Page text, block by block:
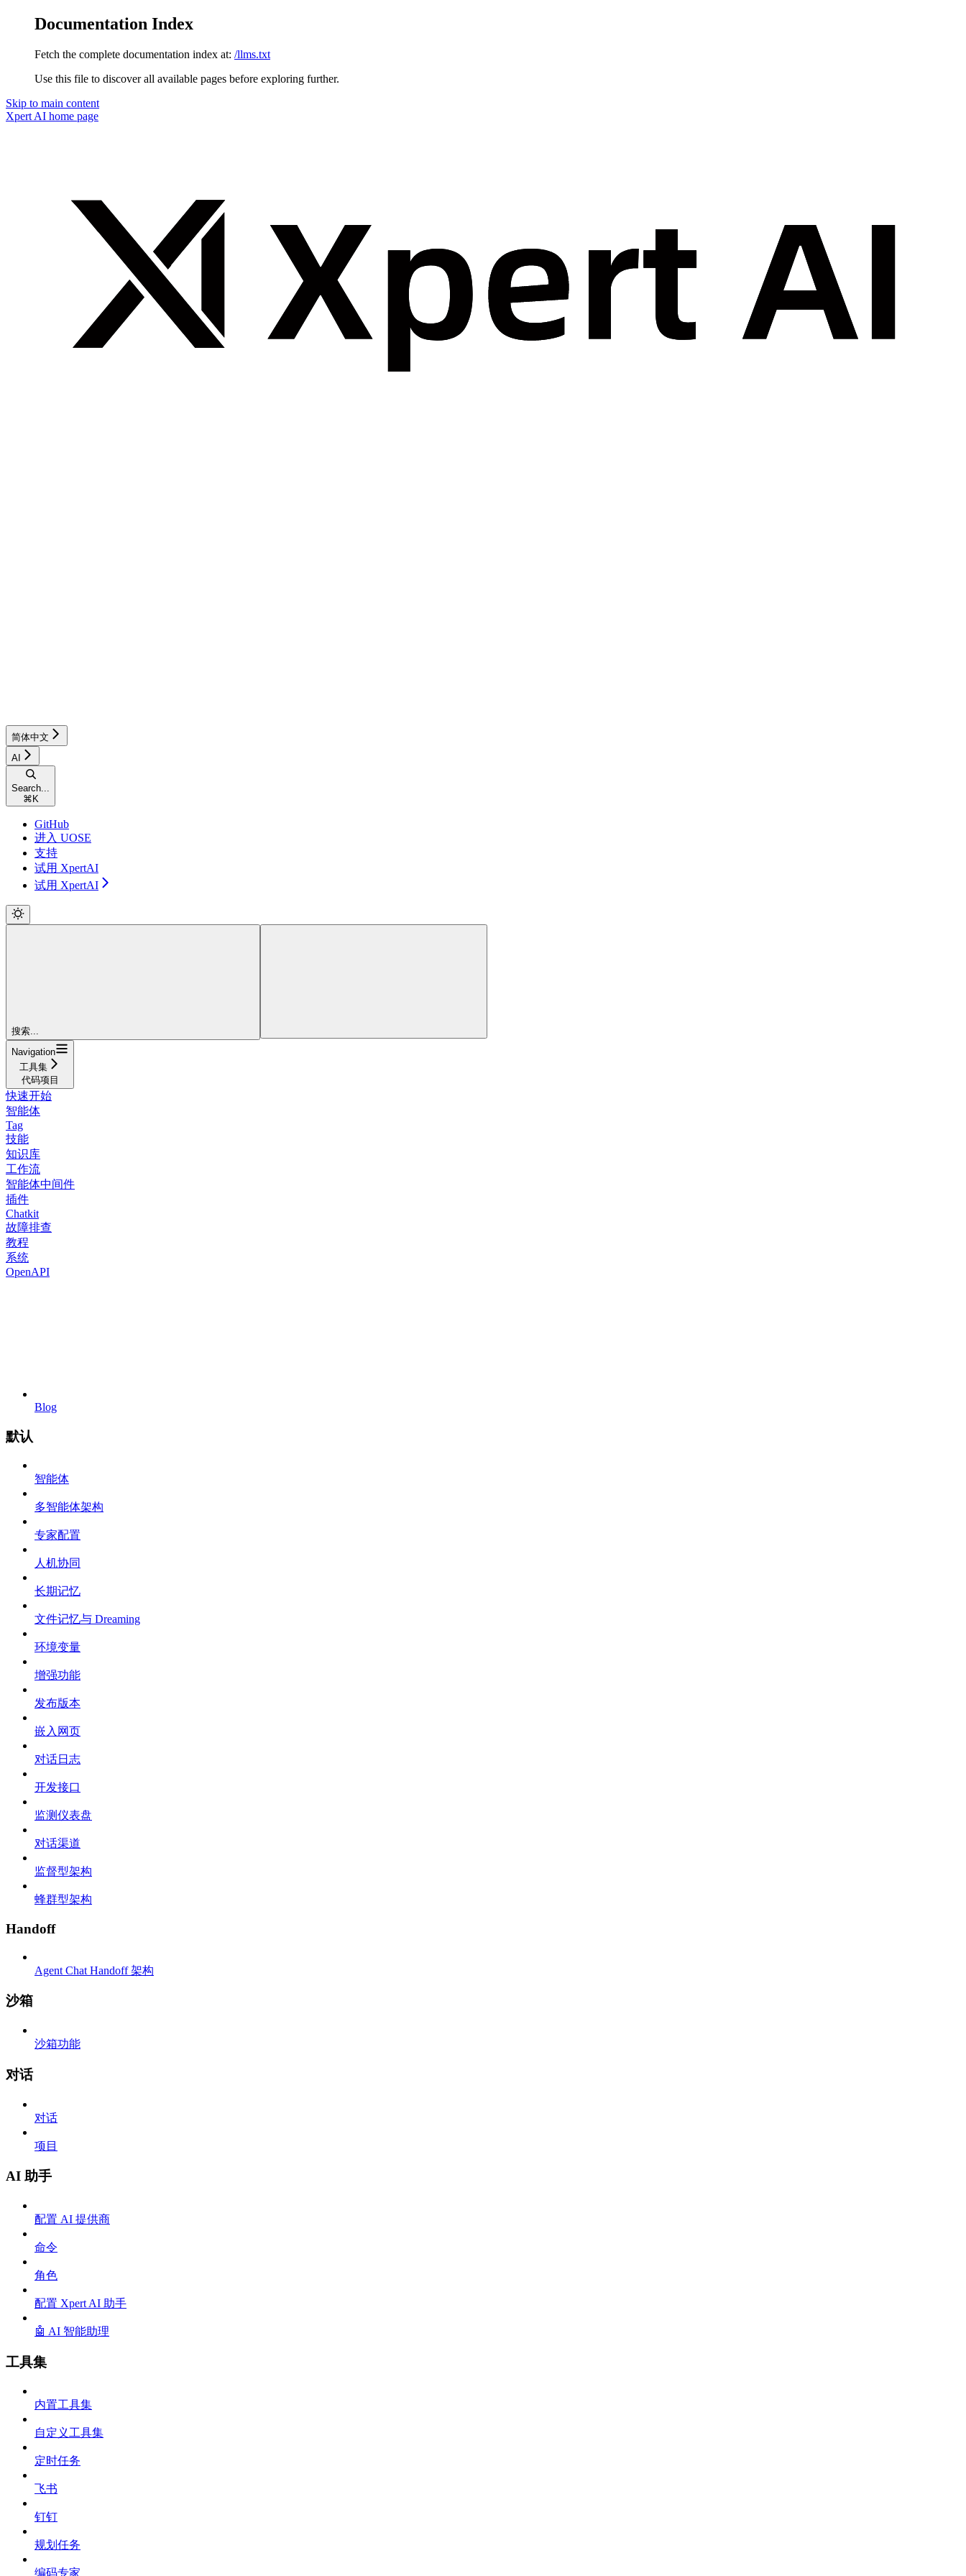
Documentation Index
Fetch the complete documentation index at: /llms.txt
Use this file to discover all available pages before exploring further.
Skip to main content
Xpert AI home page
简体中文
AI
Search...
⌘ K
GitHub
进入 UOSE
支持
试用 XpertAI
试用 XpertAI
搜索...
Navigation
工具集
代码项目
快速开始
智能体
Tag
技能
知识库
工作流
智能体中间件
插件
Chatkit
故障排查
教程
系统
OpenAPI
Blog
默认
智能体
多智能体架构
专家配置
人机协同
长期记忆
文件记忆与 Dreaming
环境变量
增强功能
发布版本
嵌入网页
对话日志
开发接口
监测仪表盘
对话渠道
监督型架构
蜂群型架构
Handoff
Agent Chat Handoff 架构
沙箱
沙箱功能
对话
对话
项目
AI 助手
配置 AI 提供商
命令
角色
配置 Xpert AI 助手
🤖 AI 智能助理
工具集
内置工具集
自定义工具集
定时任务
飞书
钉钉
规划任务
编码专家